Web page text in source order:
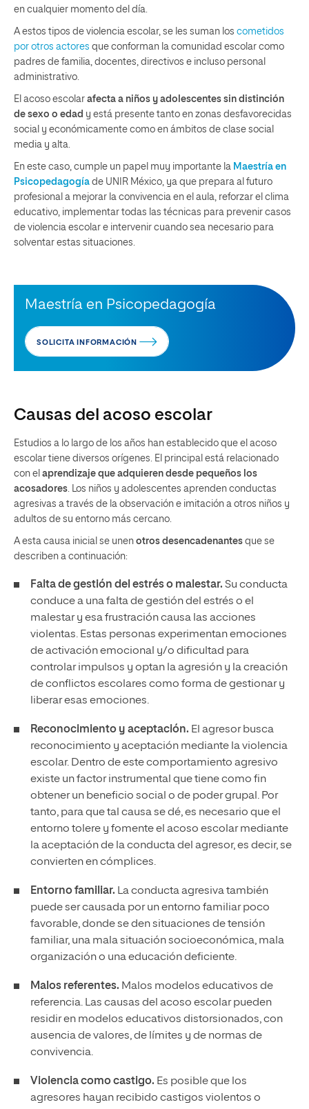
en cualquier momento del día.
A estos tipos de violencia escolar, se les suman los cometidos
por otros actores que conforman la comunidad escolar como
padres de familia, docentes, directivos e incluso personal
administrativo.
El acoso escolar afecta a niños y adolescentes sin distinción
de sexo o edad y está presente tanto en zonas desfavorecidas
social y económicamente como en ámbitos de clase social
media y alta.
En este caso, cumple un papel muy importante la Maestría en
Psicopedagogía de UNIR México, ya que prepara al futuro
profesional a mejorar la convivencia en el aula, reforzar el clima
educativo, implementar todas las técnicas para prevenir casos
de violencia escolar e intervenir cuando sea necesario para
solventar estas situaciones.
Maestría en Psicopedagogía
SOLICITA INFORMACIÓN
Causas del acoso escolar
Estudios a lo largo de los años han establecido que el acoso
escolar tiene diversos orígenes. El principal está relacionado
con el aprendizaje que adquieren desde pequeños los
acosadores . Los niños y adolescentes aprenden conductas
agresivas a través de la observación e imitación a otros niños y
adultos de su entorno más cercano.
A esta causa inicial se unen otros desencadenantes que se
describen a continuación:
Falta de gestión del estrés o malestar. Su conducta
conduce a una falta de gestión del estrés o el
malestar y esa frustración causa las acciones
violentas. Estas personas experimentan emociones
de activación emocional y/o dificultad para
controlar impulsos y optan la agresión y la creación
de conflictos escolares como forma de gestionar y
liberar esas emociones.
Reconocimiento y aceptación. El agresor busca
reconocimiento y aceptación mediante la violencia
escolar. Dentro de este comportamiento agresivo
existe un factor instrumental que tiene como fin
obtener un beneficio social o de poder grupal. Por
tanto, para que tal causa se dé, es necesario que el
entorno tolere y fomente el acoso escolar mediante
la aceptación de la conducta del agresor, es decir, se
convierten en cómplices.
Entorno familiar. La conducta agresiva también
puede ser causada por un entorno familiar poco
favorable, donde se den situaciones de tensión
familiar, una mala situación socioeconómica, mala
organización o una educación deficiente.
Malos referentes. Malos modelos educativos de
referencia. Las causas del acoso escolar pueden
residir en modelos educativos distorsionados, con
ausencia de valores, de límites y de normas de
convivencia.
Violencia como castigo. Es posible que los
agresores hayan recibido castigos violentos o